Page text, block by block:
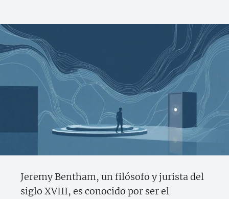
Jeremy Bentham, un filósofo y jurista del
siglo XVIII, es conocido por ser el